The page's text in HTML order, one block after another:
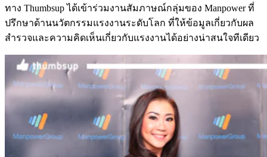
ทาง Thumbsup ได้เข้าร่วมงานสัมภาษณ์กลุ่มของ Manpower ที่
ปรึกษาด้านนวัตกรรมแรงงานระดับโลก ที่ให้ข้อมูลเกี่ยวกับผล
สำรวจและความคิดเห็นเกี่ยวกับแรงงานได้อย่างน่าสนใจทีเดียว